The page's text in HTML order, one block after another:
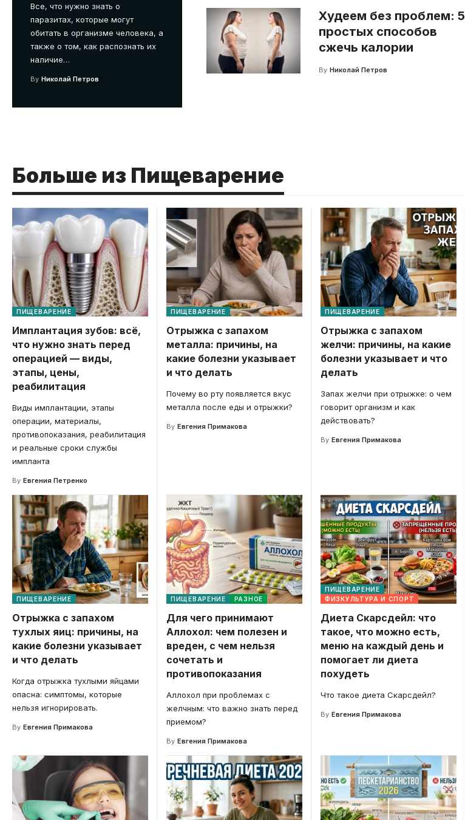
Все, что нужно знать о
паразитах, которые могут
обитать в организме человека, а
также о том, как распознать их
наличие…
By Николай Петров
Худеем без проблем: 5
простых способов
сжечь калории
By Николай Петров
Больше из Пищеварение
ПИЩЕВАРЕНИЕ
Имплантация зубов: всё,
что нужно знать перед
операцией — виды,
этапы, цены,
реабилитация
Виды имплантации, этапы
операции, материалы,
противопоказания, реабилитация
и реальные сроки службы
импланта
By Евгения Петренко
ПИЩЕВАРЕНИЕ
Отрыжка с запахом
металла: причины, на
какие болезни указывает
и что делать
Почему во рту появляется вкус
металла после еды и отрыжки?
By Евгения Примакова
ПИЩЕВАРЕНИЕ
Отрыжка с запахом
желчи: причины, на какие
болезни указывает и что
делать
Запах желчи при отрыжке: о чем
говорит организм и как
действовать?
By Евгения Примакова
ПИЩЕВАРЕНИЕ
Отрыжка с запахом
тухлых яиц: причины, на
какие болезни указывает
и что делать
Когда отрыжка тухлыми яйцами
опасна: симптомы, которые
нельзя игнорировать.
By Евгения Примакова
ПИЩЕВАРЕНИЕ РАЗНОЕ
Для чего принимают
Аллохол: чем полезен и
вреден, с чем нельзя
сочетать и
противопоказания
Аллохол при проблемах с
желчным: что важно знать перед
приемом?
By Евгения Примакова
ПИЩЕВАРЕНИЕ
ФИЗКУЛЬТУРА И СПОРТ
Диета Скарсдейл: что
такое, что можно есть,
меню на каждый день и
помогает ли диета
похудеть
Что такое диета Скарсдейл?
By Евгения Примакова